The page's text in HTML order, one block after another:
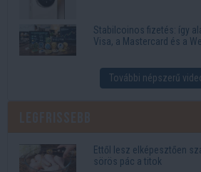
Stabilcoinos fizetés: így
Visa, a Mastercard és a
További népszerű
Ettől lesz elképesztően
sörös pác a titok